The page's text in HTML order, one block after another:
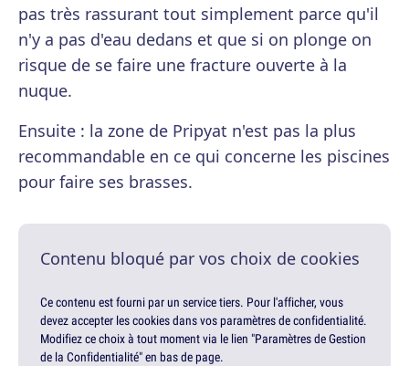
pas très rassurant tout simplement parce qu'il
n'y a pas d'eau dedans et que si on plonge on
risque de se faire une fracture ouverte à la
nuque.
Ensuite : la zone de Pripyat n'est pas la plus
recommandable en ce qui concerne les piscines
pour faire ses brasses.
Contenu bloqué par vos choix de cookies
Ce contenu est fourni par un service tiers. Pour l'afficher, vous
devez accepter les cookies dans vos paramètres de confidentialité.
Modifiez ce choix à tout moment via le lien "Paramètres de Gestion
de la Confidentialité" en bas de page.